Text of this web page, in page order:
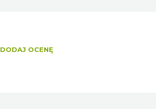
DODAJ OCENĘ